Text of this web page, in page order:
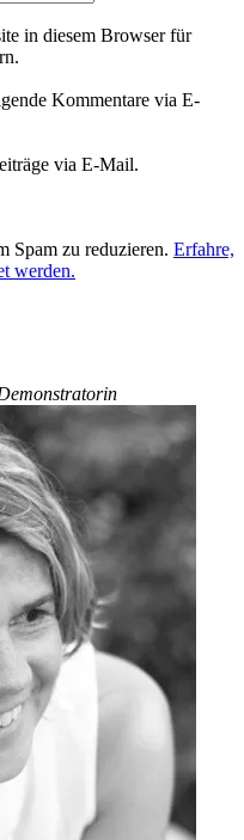
in diesem Browser für
Kommentare via E-
via E-Mail.
Spam zu reduzieren. Erfahre,
werden.